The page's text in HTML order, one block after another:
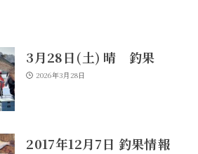
3月28日(土) 晴 釣果
2026年3月28日
2017年12月7日 釣果情報